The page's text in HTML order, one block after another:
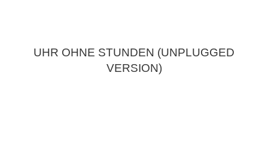
UHR OHNE STUNDEN (UNPLUGGED
VERSION)